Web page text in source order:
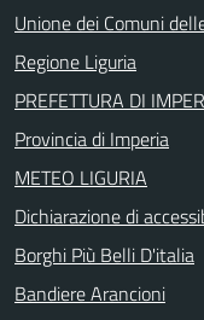
Unione dei Comuni
Regione Liguria
PREFETTURA DI
Provincia di Imperia
METEO LIGURIA
Dichiarazione di
Borghi Più Belli D'italia
Bandiere Arancioni